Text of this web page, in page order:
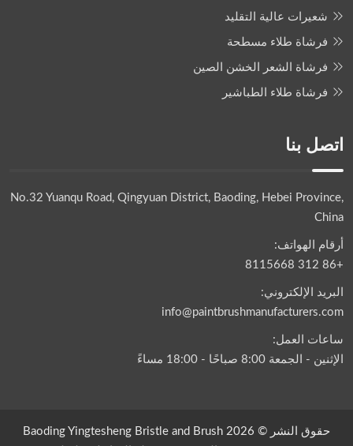
شعيرات عالية التقليد
فرشاة طلاء مسطحة
فرشاة الشعر الخشن الصين
فرشاة طلاء الطباشير
اتصل بنا
No.32 Yuanqu Road, Qingyuan District, Baoding, Hebei Province,
China
أرقام الهواتف:
+86 312 8115668
البريد الإلكتروني:
info@paintbrushmanufacturers.com
ساعات العمل:
الإثنين - الجمعة 8:00 صباحًا - 18:00 مساءً
حقوق النشر © 2026 Baoding Yingtesheng Bristle and Brush